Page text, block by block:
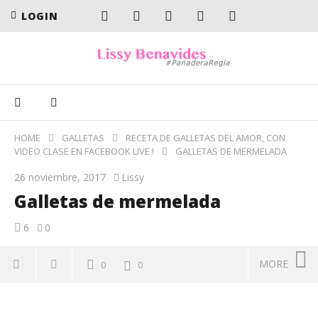
LOGIN
HOME GALLETAS
RECETA DE GALLETAS DEL AMOR, CON
VIDEO CLASE EN FACEBOOK LIVE !
GALLETAS DE MERMELADA
26 noviembre, 2017 Lissy
Galletas de mermelada
6 0
0 0 MORE